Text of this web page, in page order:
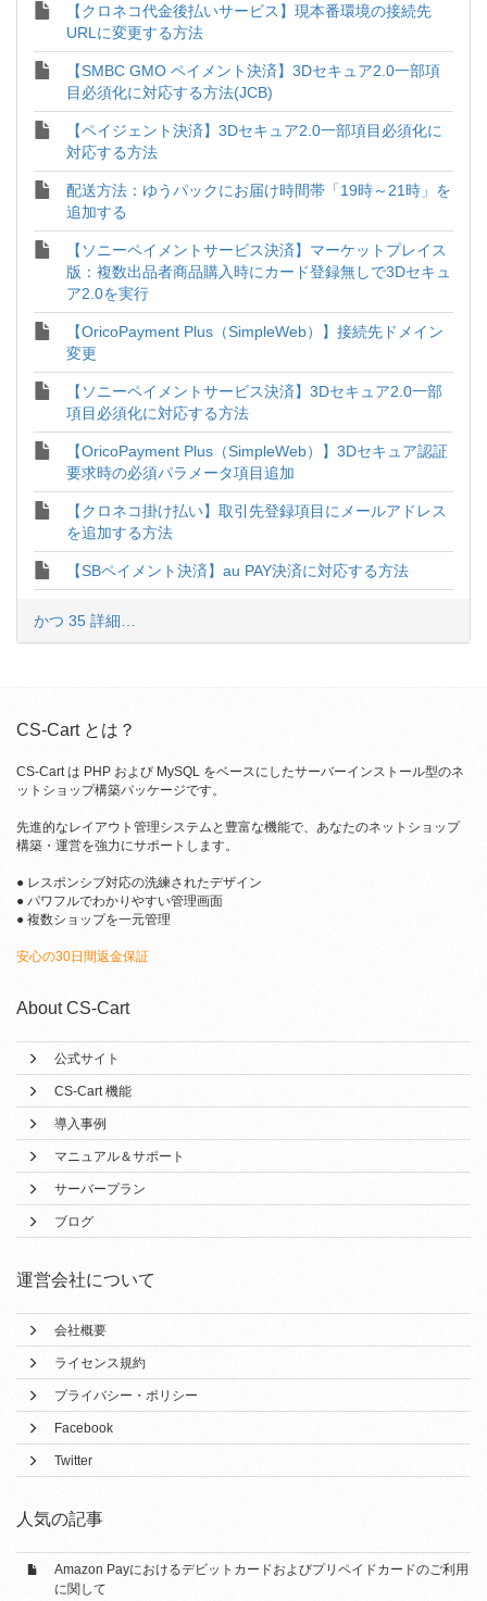
【クロネコ代金後払いサービス】現本番環境の接続先
URLに変更する方法
【SMBC GMO ペイメント決済】3Dセキュア2.0一部項
目必須化に対応する方法(JCB)
【ペイジェント決済】3Dセキュア2.0一部項目必須化に
対応する方法
配送方法：ゆうパックにお届け時間帯「19時～21時」を
追加する
【ソニーペイメントサービス決済】マーケットプレイス
版：複数出品者商品購入時にカード登録無しで3Dセキュ
ア2.0を実行
【OricoPayment Plus（SimpleWeb）】接続先ドメイン
変更
【ソニーペイメントサービス決済】3Dセキュア2.0一部
項目必須化に対応する方法
【OricoPayment Plus（SimpleWeb）】3Dセキュア認証
要求時の必須パラメータ項目追加
【クロネコ掛け払い】取引先登録項目にメールアドレス
を追加する方法
【SBペイメント決済】au PAY決済に対応する方法
かつ 35 詳細…
CS-Cart とは？
CS-Cart は PHP および MySQL をベースにしたサーバーインストール型のネ
ットショップ構築パッケージです。
先進的なレイアウト管理システムと豊富な機能で、あなたのネットショップ
構築・運営を強力にサポートします。
● レスポンシブ対応の洗練されたデザイン
● パワフルでわかりやすい管理画面
● 複数ショップを一元管理
安心の30日間返金保証
About CS-Cart
公式サイト
CS-Cart 機能
導入事例
マニュアル＆サポート
サーバープラン
ブログ
運営会社について
会社概要
ライセンス規約
プライバシー・ポリシー
Facebook
Twitter
人気の記事
Amazon Payにおけるデビットカードおよびプリペイドカードのご利用
に関して